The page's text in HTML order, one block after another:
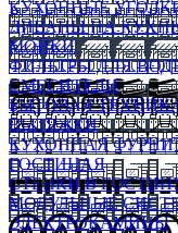
КУХОННЫЕ
ДИВАНЫ НА
МОЙКИ
ФИЛЬТРЫ ДЛЯ
СМЕСИТЕЛИ
БЫТОВАЯ
ВЫТЯЖКИ
КУХОННАЯ
ГОСТИНАЯ
СТЕНКИ В
МОДУЛЬНЫЕ
ЭЛЕКТРОКАМИНЫ